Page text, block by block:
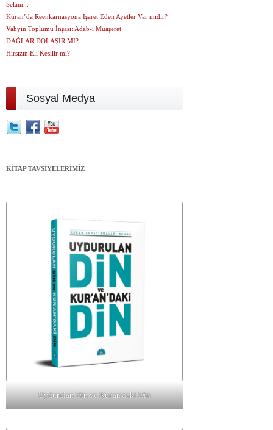
Selam...
Kuran’da Reenkarnasyona İşaret Eden Ayetler Var mıdır?
Vahyin Toplumu İnşası: Adab-ı Muaşeret
DAĞLAR DOLAŞIR MI?
Hırsızın Eli Kesilir mi?
Sosyal Medya
KİTAP TAVSİYELERİMİZ
Uydurulan Din ve Kur'an'daki Din